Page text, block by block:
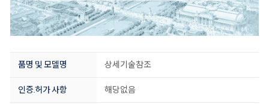
품명 및 모델명 상세기술참조
인증.허가 사항 해당없음